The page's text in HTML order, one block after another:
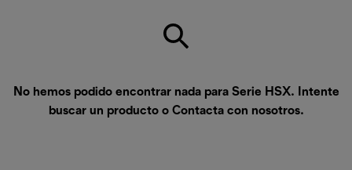
No hemos podido encontrar nada para Serie HSX. Intente
buscar un producto o Contacta con nosotros.